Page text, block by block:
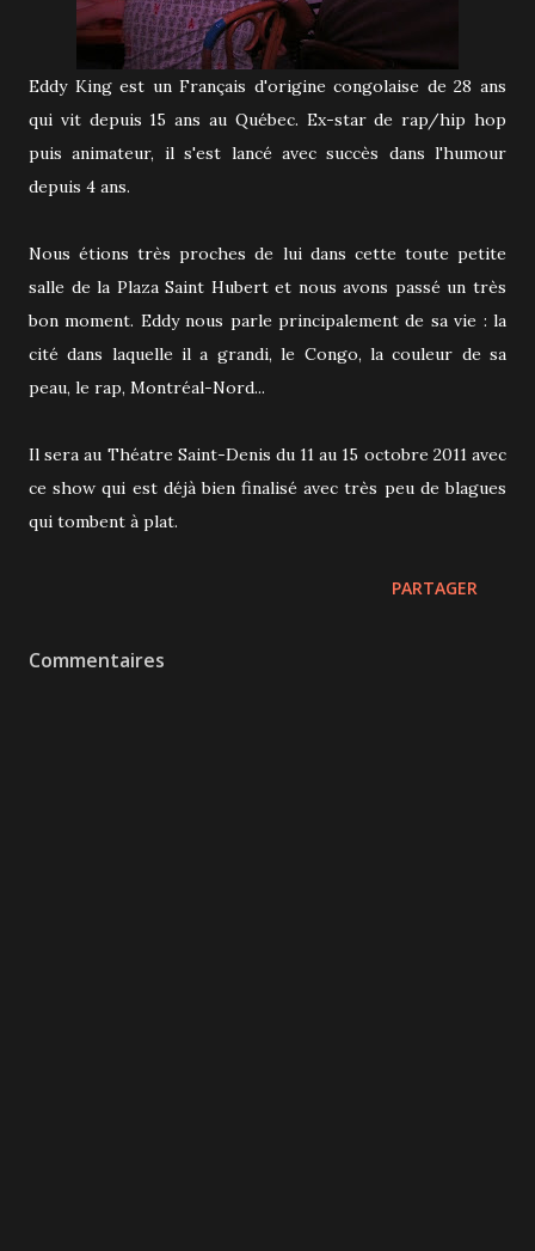
Eddy King est un Français d'origine congolaise de 28 ans
qui vit depuis 15 ans au Québec. Ex-star de rap/hip hop
puis animateur, il s'est lancé avec succès dans l'humour
depuis 4 ans.
Nous étions très proches de lui dans cette toute petite
salle de la Plaza Saint Hubert et nous avons passé un très
bon moment. Eddy nous parle principalement de sa vie : la
cité dans laquelle il a grandi, le Congo, la couleur de sa
peau, le rap, Montréal-Nord...
Il sera au Théatre Saint-Denis du 11 au 15 octobre 2011 avec
ce show qui est déjà bien finalisé avec très peu de blagues
qui tombent à plat.
PARTAGER
Commentaires